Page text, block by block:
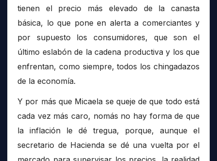
tienen el precio más elevado de la canasta
básica, lo que pone en alerta a comerciantes y
por supuesto los consumidores, que son el
último eslabón de la cadena productiva y los que
enfrentan, como siempre, todos los chingadazos
de la economía.
Y por más que Micaela se queje de que todo está
cada vez más caro, nomás no hay forma de que
la inflación le dé tregua, porque, aunque el
secretario de Hacienda se dé una vuelta por el